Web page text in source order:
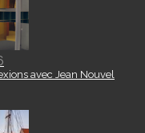
avec Jean Nouvel